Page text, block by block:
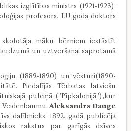
izglītības ministrs (1921-1923).
profesors, LU goda doktors
skolotāja māku bērniem iestāstīt
un uztveršanai saprotamā
(1889-1890) un vēsturi(1890-
Piedalījās Tērbatas latviešu
pulciņā ("Pīpkalonijā"),kur
Aleksandrs Dauge
dalībnieks. 1892. gadā publicēja
rakstus par garīgās dzīves